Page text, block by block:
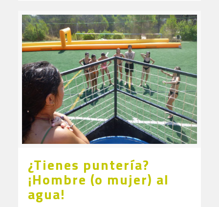
¿Tienes puntería?
¡Hombre (o mujer) al
agua!